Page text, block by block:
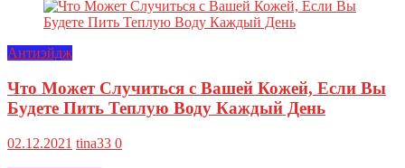
Антиэйдж
Что Может Случиться с Вашей Кожей, Если Вы
Будете Пить Теплую Воду Каждый День
02.12.2021 tina33 0